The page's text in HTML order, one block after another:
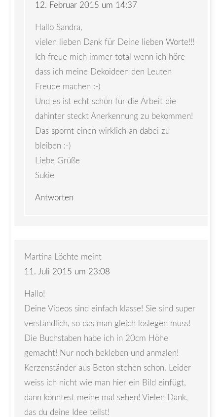
12. Februar 2015 um 14:37
Hallo Sandra,
vielen lieben Dank für Deine lieben Worte!!!
Ich freue mich immer total wenn ich höre
dass ich meine Dekoideen den Leuten
Freude machen :-)
Und es ist echt schön für die Arbeit die
dahinter steckt Anerkennung zu bekommen!
Das spornt einen wirklich an dabei zu
bleiben :-)
Liebe Grüße
Sukie
Antworten
Martina Löchte meint
11. Juli 2015 um 23:08
Hallo!
Deine Videos sind einfach klasse! Sie sind super
verständlich, so das man gleich loslegen muss!
Die Buchstaben habe ich in 20cm Höhe
gemacht! Nur noch bekleben und anmalen!
Kerzenständer aus Beton stehen schon. Leider
weiss ich nicht wie man hier ein Bild einfügt,
dann könntest meine mal sehen! Vielen Dank,
das du deine Idee teilst!